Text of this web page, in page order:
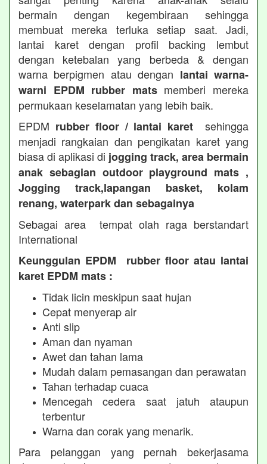
bermain dengan kegembiraan sehingga
membuat mereka terluka setiap saat. Jadi,
lantai karet dengan profil backing lembut
dengan ketebalan yang berbeda & dengan
warna berpigmen atau dengan lantai warna-
warni EPDM rubber matsmemberi mereka
permukaan keselamatan yang lebih baik.
EPDM rubber floor / lantai karet sehingga
menjadi rangkaian dan pengikatan karet yang
biasa di aplikasi di jogging track, area bermain
anak sebagian outdoor playground mats ,
Jogging track,lapangan basket, kolam
renang, waterpark dan sebagainya
Sebagai area tempat olah raga berstandart
International
Keunggulan EPDM rubber floor atau lantai
karet EPDM mats :
Tidak licin meskipun saat hujan
Cepat menyerap air
Anti slip
Aman dan nyaman
Awet dan tahan lama
Mudah dalam pemasangan dan perawatan
Tahan terhadap cuaca
Mencegah cedera saat jatuh ataupun
terbentur
Warna dan corak yang menarik.
Para pelanggan yang pernah bekerjasama